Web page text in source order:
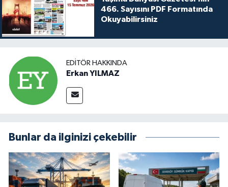
466. Sayısını PDF Formatında
Okuyabilirsiniz
EDITÖR HAKKINDA
Erkan YILMAZ
Bunlar da ilginizi çekebilir